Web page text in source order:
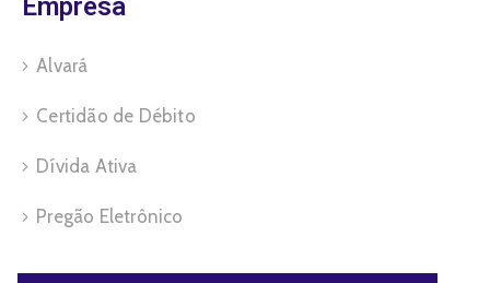
Empresa
Alvará
Certidão de Débito
Dívida Ativa
Pregão Eletrônico